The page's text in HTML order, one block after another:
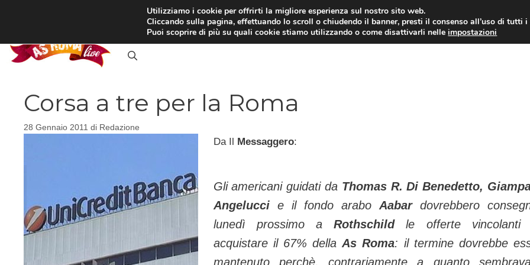
RASSEGNA STAMPA INTERVISTE CALCIOMERCATO CAMPIONATO
Corsa a tre per la Roma
28 Gennaio 2011 di Redazione
Da Il Messaggero:
Gli americani guidati da Thomas R. Di Benedetto,
Angelucci e il fondo arabo Aabardovrebbero
lunedì prossimo aRothschildle offerte vincolanti
acquistare il 67% dellaAs Roma: il termine dovrebbe
mantenuto perchè, contrariamente a quanto
Utilizziamo i cookie per offrirti la migliore esperienza sul nostro sito web.
Cliccando sulla pagina, effettuando lo scroll o chiudendo il banner, presti il consenso all’uso di tutti i
Puoi scoprire di più su quali cookie stiamo utilizzando o come disattivarli nelleimpostazioni